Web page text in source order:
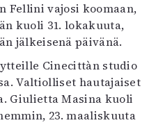
Fellini vajosi koomaan,
kuoli 31. lokakuuta,
jälkeisenä päivänä.
Cinecittàn studio
Valtiolliset hautajaiset
Giulietta Masina kuoli
23. maaliskuuta